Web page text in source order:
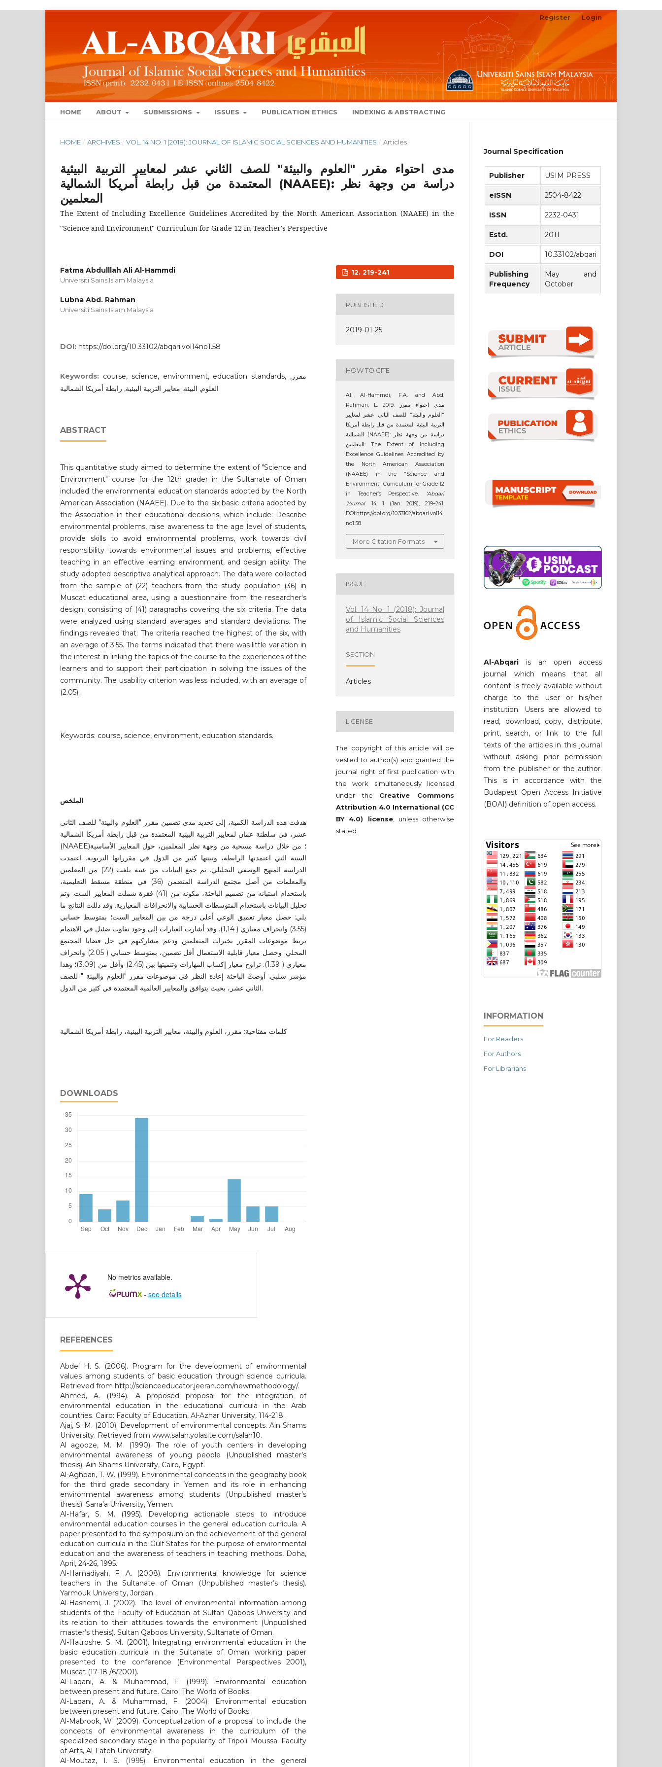
HOME ABOUT SUBMISSIONS ISSUES PUBLICATION ETHICS INDEXING & ABSTRACTING
Register Login
HOME / ARCHIVES / VOL. 14 NO. 1 (2018): JOURNAL OF ISLAMIC SOCIAL SCIENCES AND HUMANITIES / Articles
مدى احتواء مقرر "العلوم والبيئة" للصف الثاني عشر لمعايير التربية البيئية
المعتمدة من قبل رابطة أمريكا الشمالية (NAAEE): دراسة من وجهة نظر
المعلمين
The Extent of Including Excellence Guidelines Accredited by the North American Association (NAAEE) in the
"Science and Environment" Curriculum for Grade 12 in Teacher's Perspective
Fatma Abdulllah Ali Al-Hammdi
Universiti Sains Islam Malaysia
Lubna Abd. Rahman
Universiti Sains Islam Malaysia
DOI: https://doi.org/10.33102/abqari.vol14no1.58
Keywords: course, science, environment, education standards, مقرر,
العلوم, البيئة, معايير التربية البيئية, رابطة أمريكا الشمالية
ABSTRACT
This quantitative study aimed to determine the extent of "Science and
Environment" course for the 12th grader in the Sultanate of Oman
included the environmental education standards adopted by the North
American Association (NAAEE). Due to the six basic criteria adopted by
the Association in their educational decisions, which include: Describe
environmental problems, raise awareness to the age level of students,
provide skills to avoid environmental problems, work towards civil
responsibility towards environmental issues and problems, effective
teaching in an effective learning environment, and design ability. The
study adopted descriptive analytical approach. The data were collected
from the sample of (22) teachers from the study population (36) in
Muscat educational area, using a questionnaire from the researcher's
design, consisting of (41) paragraphs covering the six criteria. The data
were analyzed using standard averages and standard deviations. The
findings revealed that: The criteria reached the highest of the six, with
an average of 3.55. The terms indicated that there was little variation in
the interest in linking the topics of the course to the experiences of the
learners and to support their participation in solving the issues of the
community. The usability criterion was less included, with an average of
(2.05).
Keywords: course, science, environment, education standards.
الملخص
هدفت هذه الدراسة الكمية، إلى تحديد مدى تضمين مقرر "العلوم والبيئة" للصف الثاني
عشر، في سلطنة عمان لمعايير التربية البيئية المعتمدة من قبل رابطة أمريكا الشمالية
(NAAEE)؛ من خلال دراسة مسحية من وجهة نظر المعلمين، حول المعايير الأساسية
الستة التي اعتمدتها الرابطة، وتبنتها كثير من الدول في مقرراتها التربوية. اعتمدت
الدراسة المنهج الوصفي التحليلي. تم جمع البيانات من عينه بلغت (22) من المعلمين
والمعلمات من أصل مجتمع الدراسة المتضمن (36) في منطقة مسقط التعليمية،
باستخدام استبانه من تصميم الباحثة، مكونه من (41) فقرة شملت المعايير الست. وتم
تحليل البيانات باستخدام المتوسطات الحسابية والانحرافات المعيارية. وقد دللت النتائج ما
يلي: حصل معيار تعميق الوعي أعلى درجة من بين المعايير الست؛ بمتوسط حسابي
(3.55) وانحراف معياري ( 1,14). وقد أشارت العبارات إلى وجود تفاوت ضئيل في الاهتمام
بربط موضوعات المقرر بخبرات المتعلمين ودعم مشاركتهم في حل قضايا المجتمع
المحلي. وحصل معيار قابلية الاستعمال أقل تضمين، بمتوسط حسابي ( 2.05) وانحراف
معياري ( 1.39). تراوح معيار إكساب المهارات وتنميتها بين (2.45) وأقل من (3.09)؛ وهذا
مؤشر سلبي. أوصتْ الباحثة إعادة النظر في موضوعات مقرر "العلوم والبيئة " للصف
الثاني عشر، بحيث يتوافق والمعايير العالمية المعتمدة في كثير من الدول.
كلمات مفتاحية: مقرر، العلوم والبيئة، معايير التربية البيئية، رابطة أمريكا الشمالية
DOWNLOADS
No metrics available.
- see details
REFERENCES
Abdel H. S. (2006). Program for the development of environmental
values among students of basic education through science curricula.
Retrieved from http://scienceeducator.jeeran.com/newmethodology/.
Ahmed, A. (1994). A proposed proposal for the integration of
environmental education in the educational curricula in the Arab
countries. Cairo: Faculty of Education, Al-Azhar University, 114-218.
Ajaj, S. M. (2010). Development of environmental concepts. Ain Shams
University. Retrieved from www.salah.yolasite.com/salah10.
Al agooze, M. M. (1990). The role of youth centers in developing
environmental awareness of young people (Unpublished master’s
thesis). Ain Shams University, Cairo, Egypt.
Al-Aghbari, T. W. (1999). Environmental concepts in the geography book
for the third grade secondary in Yemen and its role in enhancing
environmental awareness among students (Unpublished master’s
thesis). Sana'a University, Yemen.
Al-Hafar, S. M. (1995). Developing actionable steps to introduce
environmental education courses in the general education curricula. A
paper presented to the symposium on the achievement of the general
education curricula in the Gulf States for the purpose of environmental
education and the awareness of teachers in teaching methods, Doha,
April, 24-26, 1995.
Al-Hamadiyah, F. A. (2008). Environmental knowledge for science
teachers in the Sultanate of Oman (Unpublished master’s thesis).
Yarmouk University, Jordan.
Al-Hashemi, J. (2002). The level of environmental information among
students of the Faculty of Education at Sultan Qaboos University and
its relation to their attitudes towards the environment (Unpublished
master’s thesis). Sultan Qaboos University, Sultanate of Oman.
Al-Hatroshe. S. M. (2001). Integrating environmental education in the
basic education curricula in the Sultanate of Oman. working paper
presented to the conference (Environmental Perspectives 2001),
Muscat (17-18 /6/2001).
Al-Laqani, A. & Muhammad, F. (1999). Environmental education
between present and future. Cairo: The World of Books.
Al-Laqani, A. & Muhammad, F. (2004). Environmental education
between present and future. Cairo. The World of Books.
Al-Mabrook, W. (2009). Conceptualization of a proposal to include the
concepts of environmental awareness in the curriculum of the
specialized secondary stage in the popularity of Tripoli. Moussa: Faculty
of Arts, Al-Fateh University.
Al-Moutaz, I. S. (1995). Environmental education in the general
12. 219-241
PUBLISHED
2019-01-25
HOW TO CITE
Ali Al-Hammdi, F.A. and Abd.
Rahman, L. 2019. مدى احتواء مقرر
"العلوم والبيئة" للصف الثاني عشر لمعايير
التربية البيئية المعتمدة من قبل رابطة أمريكا
الشمالية (NAAEE): دراسة من وجهة نظر
المعلمين: The Extent of Including
Excellence Guidelines Accredited by
the North American Association
(NAAEE) in the "Science and
Environment" Curriculum for Grade 12
in Teacher’s Perspective.
‘Abqari
Journal. 14, 1 (Jan. 2019), 219–241.
DOI:https://doi.org/10.33102/abqari.vol14
no1.58.
More Citation Formats
ISSUE
Vol. 14 No. 1 (2018): Journal
of Islamic Social Sciences
and Humanities
SECTION
Articles
LICENSE
The copyright of this article will be
vested to author(s) and granted the
journal right of first publication with
the work simultaneously licensed
under the Creative Commons
Attribution 4.0 International (CC
BY 4.0) license, unless otherwise
stated.
Journal Specification
Publisher USIM PRESS
eISSN 2504-8422
ISSN 2232-0431
Estd. 2011
DOI 10.33102/abqari
Publishing
Frequency
May and
October
Al-Abqari is an open access
journal which means that all
content is freely available without
charge to the user or his/her
institution. Users are allowed to
read, download, copy, distribute,
print, search, or link to the full
texts of the articles in this journal
without asking prior permission
from the publisher or the author.
This is in accordance with the
Budapest Open Access Initiative
(BOAI) definition of open access.
INFORMATION
For Readers
For Authors
For Librarians